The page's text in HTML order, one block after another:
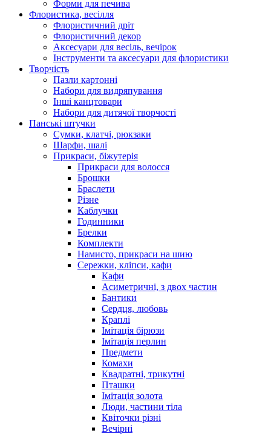
Форми для печива
Флористика, весілля
Флористичний дріт
Флористичний декор
Аксесуари для весіль, вечірок
Інструменти та аксесуари для флористики
Творчість
Пазли картонні
Набори для видряпування
Інші канцтовари
Набори для дитячої творчості
Панські штучки
Сумки, клатчі, рюкзаки
Шарфи, шалі
Прикраси, біжутерія
Прикраси для волосся
Брошки
Браслети
Різне
Каблучки
Годинники
Брелки
Комплекти
Намисто, прикраси на шию
Сережки, кліпси, кафи
Кафи
Асиметричні, з двох частин
Бантики
Сердця, любовь
Краплі
Імітація бірюзи
Імітація перлин
Предмети
Комахи
Квадратні, трикутні
Пташки
Імітація золота
Люди, частини тіла
Квіточки різні
Вечірні